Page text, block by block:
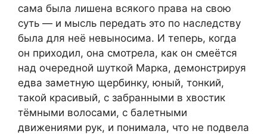
сама была лишена всякого права на свою
суть — и мысль передать это по наследству
была для неё невыносима. И теперь, когда
он приходил, она смотрела, как он смеётся
над очередной шуткой Марка, демонстрируя
едва заметную щербинку, юный, тонкий,
такой красивый, с забранными в хвостик
тёмными волосами, с балетными
движениями рук, и понимала, что не подвела